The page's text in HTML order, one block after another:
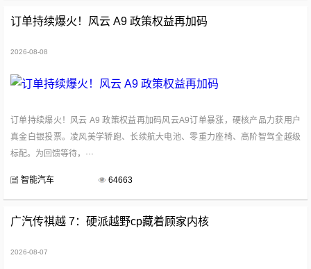
订单持续爆火！风云 A9 政策权益再加码
2026-08-08
订单持续爆火！风云 A9 政策权益再加码风云A9订单暴涨，硬核产品力获用户
真金白银投票。凌风美学轿跑、长续航大电池、零重力座椅、高阶智驾全越级
标配。为回馈等待，···
智能汽车 64663
广汽传祺越 7：硬派越野cp藏着顾家内核
2026-08-07